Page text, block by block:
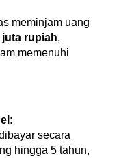
juta rupiah,
memenuhi
secara
hingga 5 tahun,